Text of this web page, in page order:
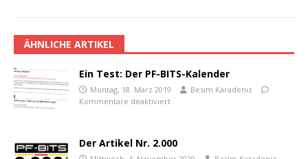
ÄHNLICHE ARTIKEL
Ein Test: Der PF-BITS-Kalender
Montag, 18. März 2019
Besim Karadeniz
Kommentare deaktiviert
Der Artikel Nr. 2.000